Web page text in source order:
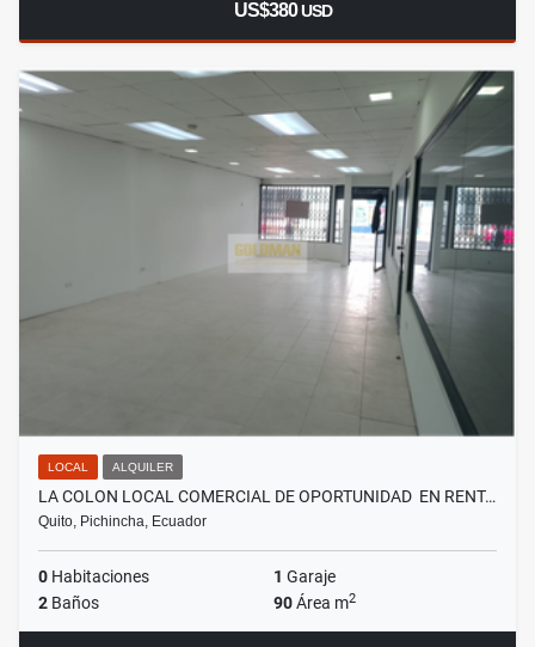
US$380USD
LOCAL ALQUILER
LA COLON LOCAL COMERCIAL DE OPORTUNIDAD EN RENT…
Quito, Pichincha, Ecuador
0 Habitaciones 1 Garaje
2 Baños 90Área m2